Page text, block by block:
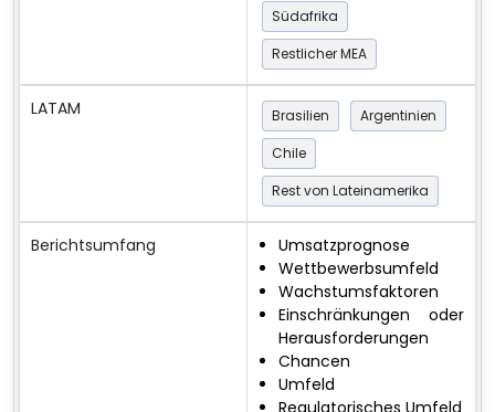
Südafrika
Restlicher MEA
LATAM Brasilien
Argentinien
Chile
Rest von Lateinamerika
Berichtsumfang
Umsatzprognose
Wettbewerbsumfeld
Wachstumsfaktoren
Einschränkungen oder
Herausforderungen
Chancen
Umfeld
Regulatorisches Umfeld